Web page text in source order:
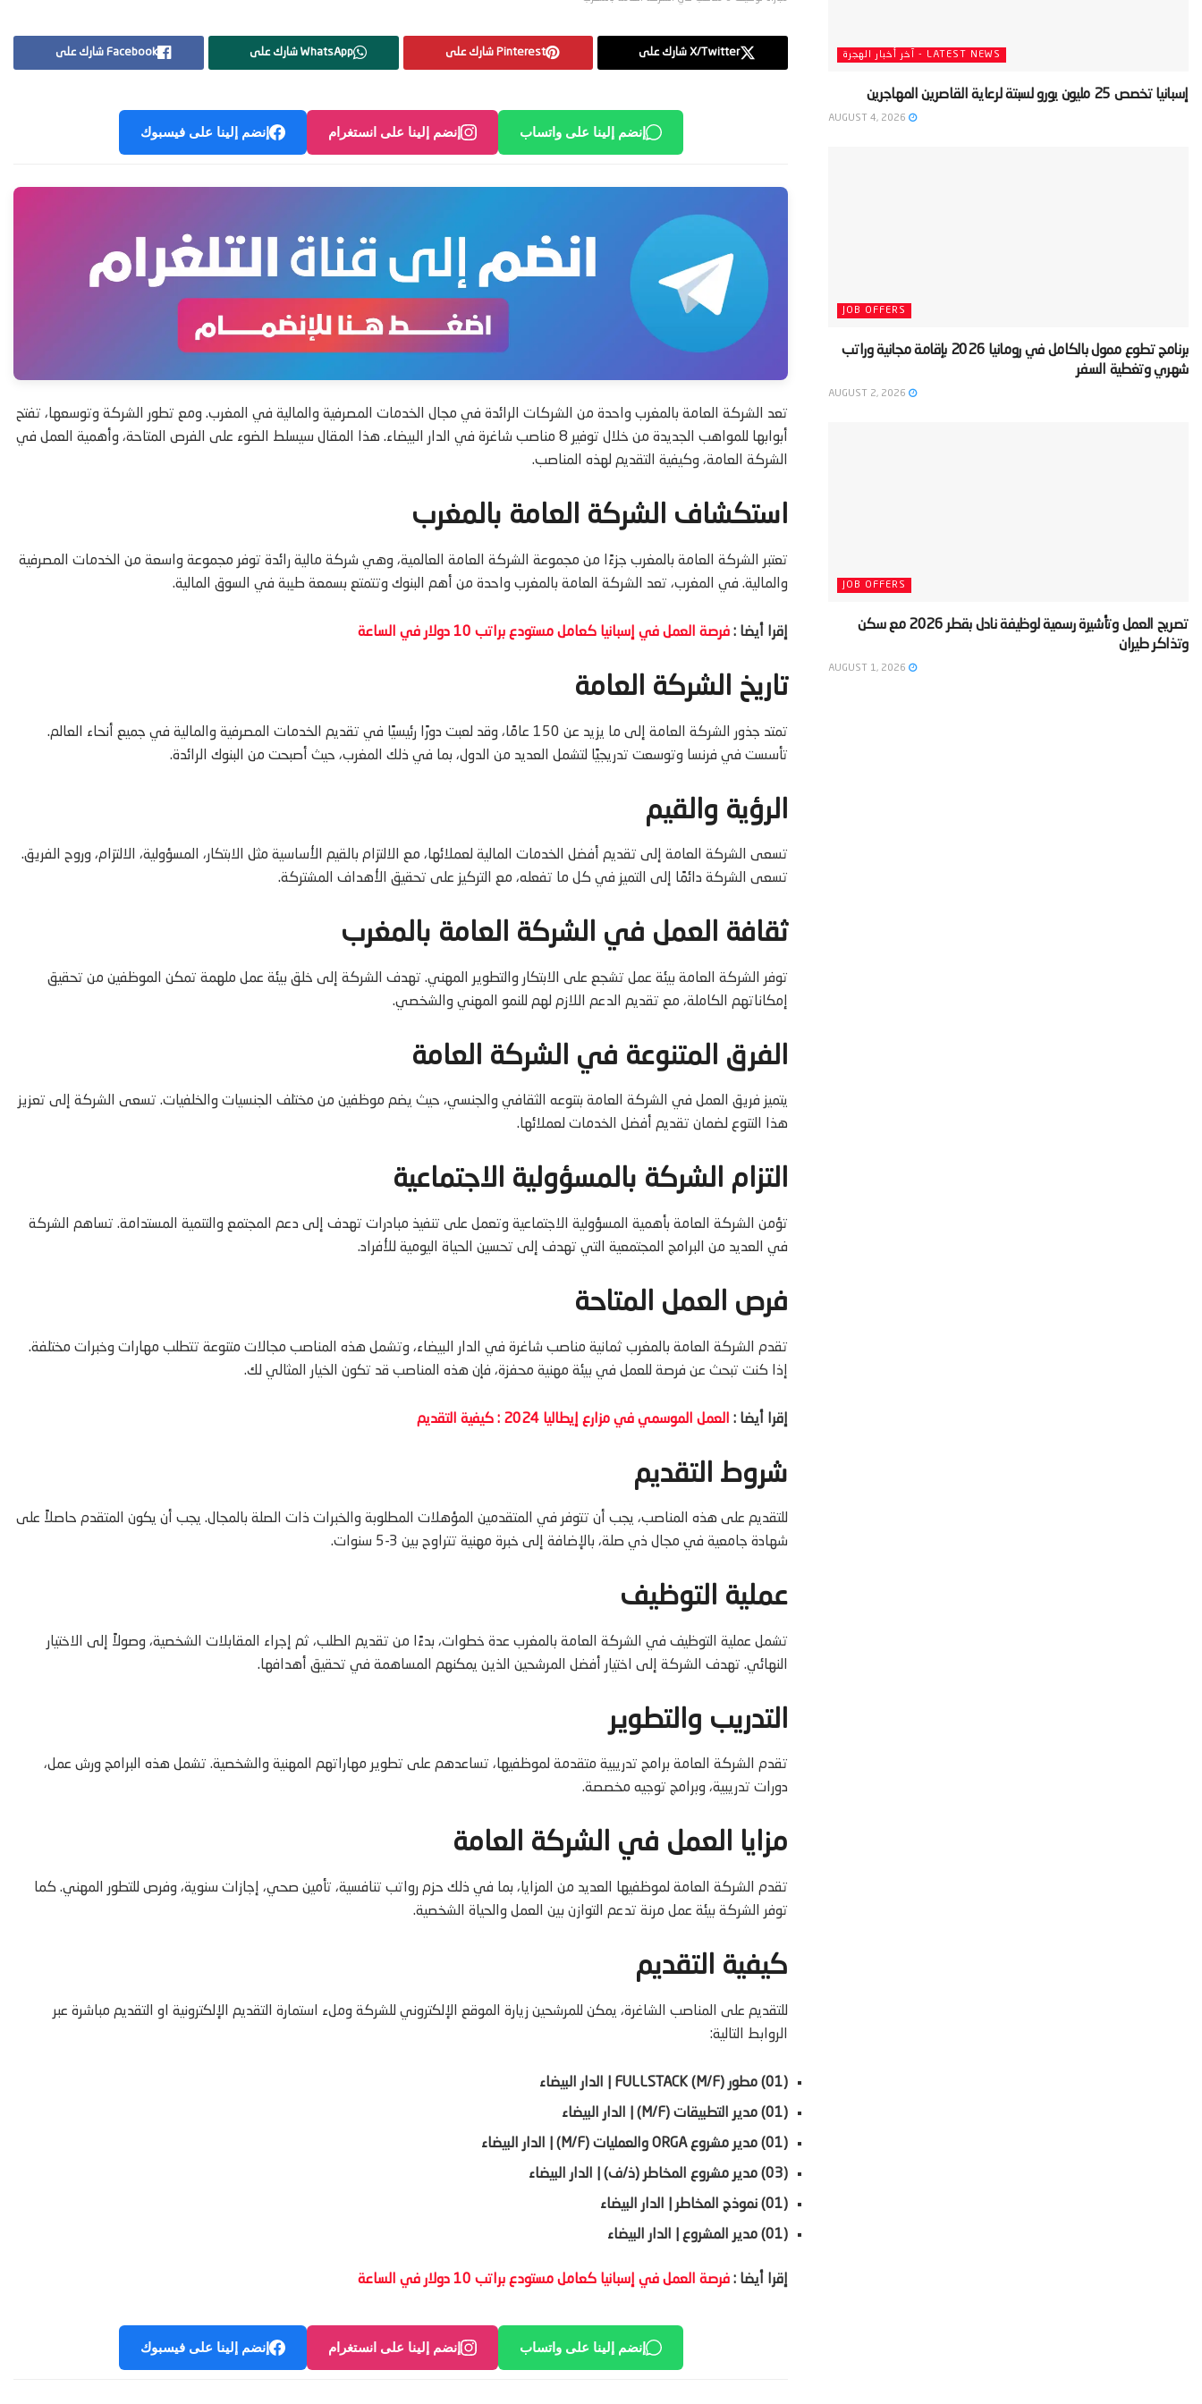
Facebook شارك على WhatsApp شارك على Pinterest شارك على X/Twitter شارك على
إنضم إلينا على فيسبوك إنضم إلينا على انستغرام إنضم إلينا على واتساب
تعد الشركة العامة بالمغرب واحدة من الشركات الرائدة في مجال الخدمات المصرفية والمالية في المغرب. ومع تطور الشركة وتوسعها، تفتح
أبوابها للمواهب الجديدة من خلال توفير 8 مناصب شاغرة في الدار البيضاء. هذا المقال سيسلط الضوء على الفرص المتاحة، وأهمية العمل في
الشركة العامة، وكيفية التقديم لهذه المناصب.
استكشاف الشركة العامة بالمغرب
تعتبر الشركة العامة بالمغرب جزءًا من مجموعة الشركة العامة العالمية، وهي شركة مالية رائدة توفر مجموعة واسعة من الخدمات المصرفية
والمالية. في المغرب، تعد الشركة العامة بالمغرب واحدة من أهم البنوك وتتمتع بسمعة طيبة في السوق المالية.
إقرا أيضا : فرصة العمل في إسبانيا كعامل مستودع براتب 10 دولار في الساعة
تاريخ الشركة العامة
تمتد جذور الشركة العامة إلى ما يزيد عن 150 عامًا، وقد لعبت دورًا رئيسيًا في تقديم الخدمات المصرفية والمالية في جميع أنحاء العالم.
تأسست في فرنسا وتوسعت تدريجيًا لتشمل العديد من الدول، بما في ذلك المغرب، حيث أصبحت من البنوك الرائدة.
الرؤية والقيم
تسعى الشركة العامة إلى تقديم أفضل الخدمات المالية لعملائها، مع الالتزام بالقيم الأساسية مثل الابتكار، المسؤولية، الالتزام، وروح الفريق.
تسعى الشركة دائمًا إلى التميز في كل ما تفعله، مع التركيز على تحقيق الأهداف المشتركة.
ثقافة العمل في الشركة العامة بالمغرب
توفر الشركة العامة بيئة عمل تشجع على الابتكار والتطوير المهني. تهدف الشركة إلى خلق بيئة عمل ملهمة تمكن الموظفين من تحقيق
إمكاناتهم الكاملة، مع تقديم الدعم اللازم لهم للنمو المهني والشخصي.
الفرق المتنوعة في الشركة العامة
يتميز فريق العمل في الشركة العامة بتنوعه الثقافي والجنسي، حيث يضم موظفين من مختلف الجنسيات والخلفيات. تسعى الشركة إلى تعزيز
هذا التنوع لضمان تقديم أفضل الخدمات لعملائها.
التزام الشركة بالمسؤولية الاجتماعية
تؤمن الشركة العامة بأهمية المسؤولية الاجتماعية وتعمل على تنفيذ مبادرات تهدف إلى دعم المجتمع والتنمية المستدامة. تساهم الشركة
في العديد من البرامج المجتمعية التي تهدف إلى تحسين الحياة اليومية للأفراد.
فرص العمل المتاحة
تقدم الشركة العامة بالمغرب ثمانية مناصب شاغرة في الدار البيضاء، وتشمل هذه المناصب مجالات متنوعة تتطلب مهارات وخبرات مختلفة.
إذا كنت تبحث عن فرصة للعمل في بيئة مهنية محفزة، فإن هذه المناصب قد تكون الخيار المثالي لك.
إقرا أيضا : العمل الموسمي في مزارع إيطاليا 2024 : كيفية التقديم
شروط التقديم
للتقديم على هذه المناصب، يجب أن تتوفر في المتقدمين المؤهلات المطلوبة والخبرات ذات الصلة بالمجال. يجب أن يكون المتقدم حاصلاً على
شهادة جامعية في مجال ذي صلة، بالإضافة إلى خبرة مهنية تتراوح بين 3-5 سنوات.
عملية التوظيف
تشمل عملية التوظيف في الشركة العامة بالمغرب عدة خطوات، بدءًا من تقديم الطلب، ثم إجراء المقابلات الشخصية، وصولاً إلى الاختيار
النهائي. تهدف الشركة إلى اختيار أفضل المرشحين الذين يمكنهم المساهمة في تحقيق أهدافها.
التدريب والتطوير
تقدم الشركة العامة برامج تدريبية متقدمة لموظفيها، تساعدهم على تطوير مهاراتهم المهنية والشخصية. تشمل هذه البرامج ورش عمل،
دورات تدريبية، وبرامج توجيه مخصصة.
مزايا العمل في الشركة العامة
تقدم الشركة العامة لموظفيها العديد من المزايا، بما في ذلك حزم رواتب تنافسية، تأمين صحي، إجازات سنوية، وفرص للتطور المهني. كما
توفر الشركة بيئة عمل مرنة تدعم التوازن بين العمل والحياة الشخصية.
كيفية التقديم
للتقديم على المناصب الشاغرة، يمكن للمرشحين زيارة الموقع الإلكتروني للشركة وملء استمارة التقديم الإلكترونية او التقديم مباشرة عبر
الروابط التالية:
(01) مطور FULLSTACK (M/F) | الدار البيضاء
(01) مدير التطبيقات (M/F) | الدار البيضاء
(01) مدير مشروع ORGA والعمليات (M/F) | الدار البيضاء
(03) مدير مشروع المخاطر (ذ/ف) | الدار البيضاء
(01) نموذج المخاطر | الدار البيضاء
(01) مدير المشروع | الدار البيضاء
إقرا أيضا : فرصة العمل في إسبانيا كعامل مستودع براتب 10 دولار في الساعة
إنضم إلينا على فيسبوك إنضم إلينا على انستغرام إنضم إلينا على واتساب
LATEST NEWS - آخر أخبار الهجرة
‫إسبانيا تخصص 25 مليون يورو لسبتة لرعاية القاصرين المهاجرين‬
JOB OFFERS
‫برنامج تطوع ممول بالكامل في رومانيا 2026 بإقامة مجانية وراتب
شهري وتغطية السفر‬
JOB OFFERS
‫تصريح العمل وتأشيرة رسمية لوظيفة نادل بقطر 2026 مع سكن
وتذاكر طيران‬